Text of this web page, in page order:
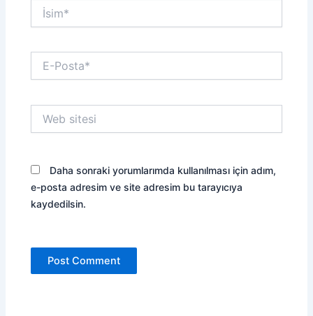
İsim*
Posta*
sitesi
Daha sonraki yorumlarımda kullanılması için adım,
e-posta adresim ve site adresim bu tarayıcıya
kaydedilsin.